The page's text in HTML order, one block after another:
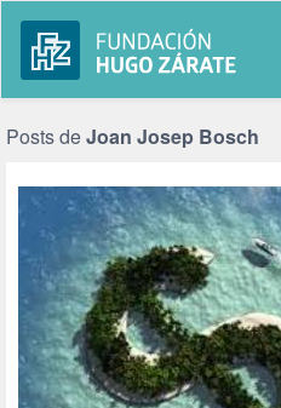
Posts deJoan Josep Bosch